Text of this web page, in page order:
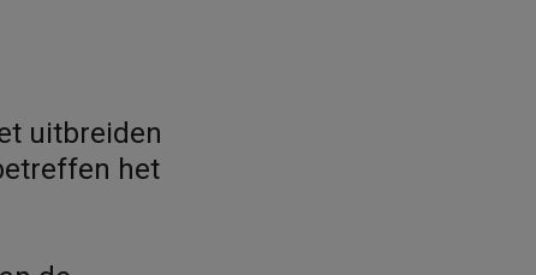
uitbreiden
het